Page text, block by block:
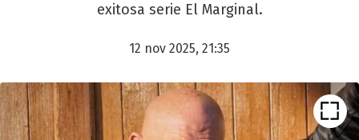
exitosa serie El Marginal.
12 nov 2025, 21:35